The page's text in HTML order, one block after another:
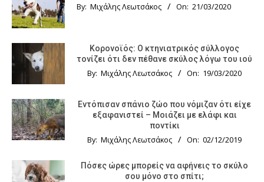
By: Μιχάλης Λεωτσάκος On: 21/03/2020
Κορονοϊός: Ο κτηνιατρικός σύλλογος
τονίζει ότι δεν πέθανε σκύλος λόγω του ιού
By: Μιχάλης Λεωτσάκος On: 19/03/2020
Εντόπισαν σπάνιο ζώο που νόμιζαν ότι είχε
εξαφανιστεί – Μοιάζει με ελάφι και
ποντίκι
By: Μιχάλης Λεωτσάκος On: 02/12/2019
Πόσες ώρες μπορείς να αφήνεις το σκύλο
σου μόνο στο σπίτι;